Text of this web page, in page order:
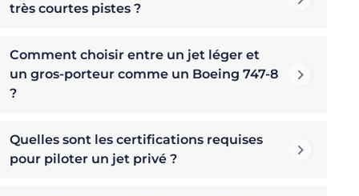
très courtes pistes ?
Comment choisir entre un jet léger et
un gros-porteur comme un Boeing 747-8
?
Quelles sont les certifications requises
pour piloter un jet privé ?